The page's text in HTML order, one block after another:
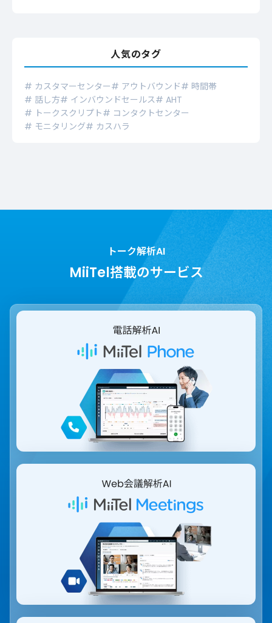
人気のタグ
# カスタマーセンター# アウトバウンド# 時間帯
# 話し方# インバウンドセールス# AHT
# トークスクリプト# コンタクトセンター
# モニタリング# カスハラ
トーク解析AI
MiiTel搭載のサービス